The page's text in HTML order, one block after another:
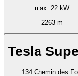
max. 22 kW
2263 m
Tesla
134 Chemin des